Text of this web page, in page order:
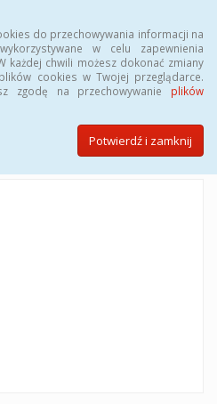
do przechowywania informacji na
w celu zapewnienia
każdej chwili możesz dokonać zmiany
cookies w Twojej przeglądarce.
zgodę na przechowywanie plików
Potwierdź i zamknij
PUBLICZNEJ
Opola